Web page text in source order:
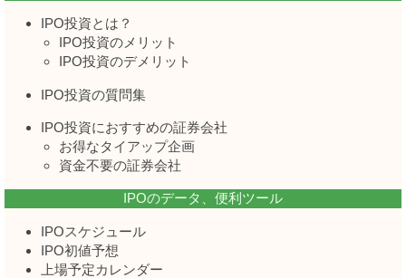
IPO投資とは？
IPO投資のメリット
IPO投資のデメリット
IPO投資の質問集
IPO投資におすすめの証券会社
お得なタイアップ企画
資金不要の証券会社
IPOのデータ、便利ツール
IPOスケジュール
IPO初値予想
上場予定カレンダー